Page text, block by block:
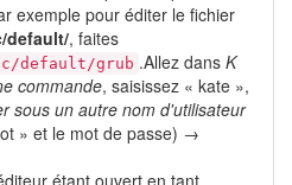
exemple pour éditer le fichier
default/, faites
default/grub .Allez dans K
commande, saisissez « kate »,
sous un autre nom d'utilisateur
» et le mot de passe) →
étant ouvert en tant